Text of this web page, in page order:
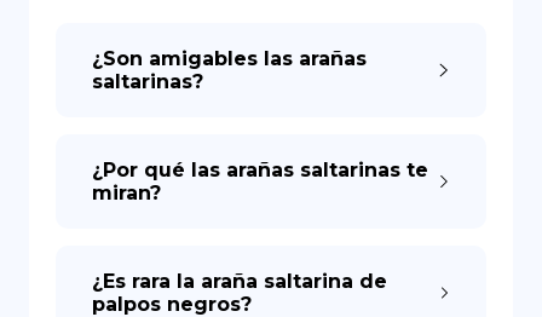
¿Son amigables las arañas
saltarinas?
¿Por qué las arañas saltarinas te
miran?
¿Es rara la araña saltarina de
palpos negros?